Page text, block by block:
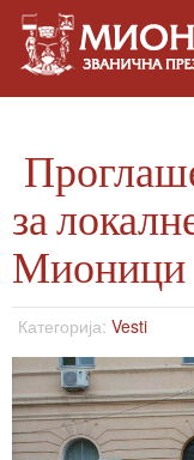
за
Мионици
Категорија: Vesti